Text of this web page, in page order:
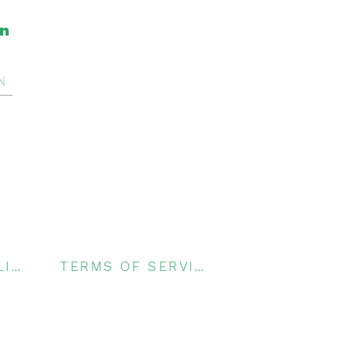
PRIVACY POLICY TERMS OF SERVICE